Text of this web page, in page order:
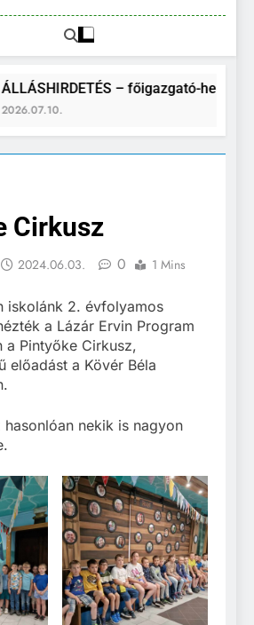
ÁLLÁSHIRDETÉS – főigazgató-helyettes
Cirkusz
2024.06.03. 0 1 Mins
iskolánk 2. évfolyamos
a Lázár Ervin Program
a Pintyőke Cirkusz,
előadást a Kövér Béla
nekik is nagyon